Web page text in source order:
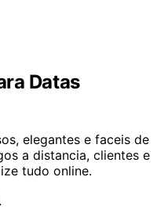
Datas
elegantes e faceis de
a distancia, clientes e
tudo online.